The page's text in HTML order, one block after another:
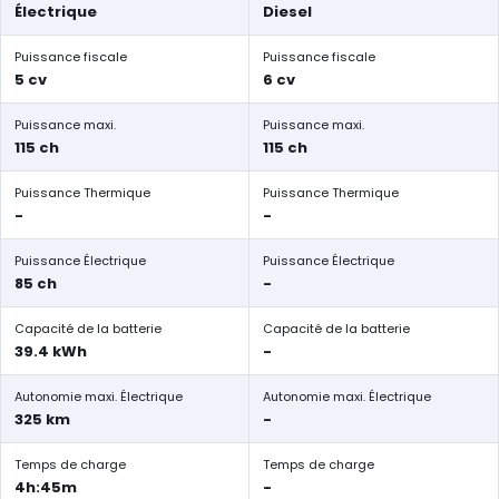
Électrique Diesel
Puissance fiscale
5 cv
Puissance fiscale
6 cv
Puissance maxi.
115 ch
Puissance maxi.
115 ch
Puissance Thermique
-
Puissance Thermique
-
Puissance Électrique
85 ch
Puissance Électrique
-
Capacité de la batterie
39.4 kWh
Capacité de la batterie
-
Autonomie maxi. Électrique
325 km
Autonomie maxi. Électrique
-
Temps de charge
4h:45m
Temps de charge
-